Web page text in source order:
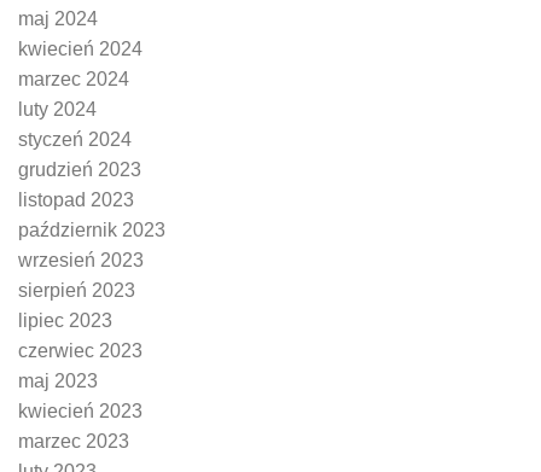
maj 2024
kwiecień 2024
marzec 2024
luty 2024
styczeń 2024
grudzień 2023
listopad 2023
październik 2023
wrzesień 2023
sierpień 2023
lipiec 2023
czerwiec 2023
maj 2023
kwiecień 2023
marzec 2023